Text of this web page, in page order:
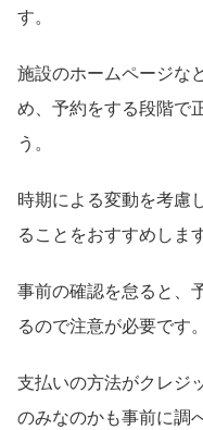
す。
施設のホームページな
め、予約をする段階で
う。
時期による変動を考慮
ることをおすすめしま
事前の確認を怠ると、
るので注意が必要です。
支払いの方法がクレジ
のみなのかも事前に調